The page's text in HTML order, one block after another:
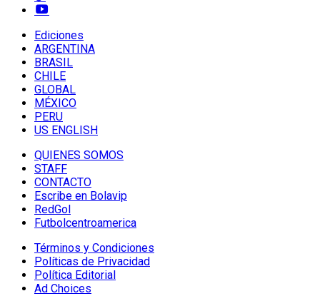
Ediciones
ARGENTINA
BRASIL
CHILE
GLOBAL
MÉXICO
PERU
US ENGLISH
QUIENES SOMOS
STAFF
CONTACTO
Escribe en Bolavip
RedGol
Futbolcentroamerica
Términos y Condiciones
Políticas de Privacidad
Política Editorial
Ad Choices